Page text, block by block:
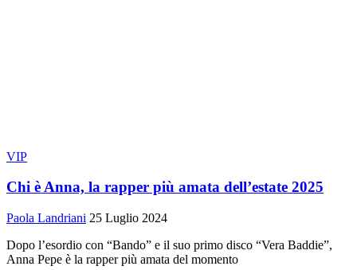
VIP
Chi è Anna, la rapper più amata dell’estate 2025
Paola Landriani 25 Luglio 2024
Dopo l’esordio con “Bando” e il suo primo disco “Vera Baddie”,
Anna Pepe è la rapper più amata del momento